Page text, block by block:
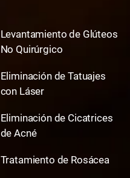
Levantamiento de Glúteos
No Quirúrgico
Eliminación de Tatuajes
con Láser
Eliminación de Cicatrices
de Acné
Tratamiento de Rosácea